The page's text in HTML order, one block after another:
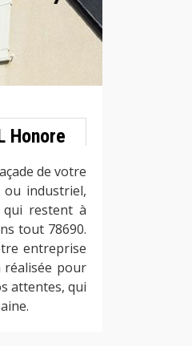
Honore
de votre
industriel,
qui restent à
tout 78690.
entreprise
réalisée pour
attentes, qui